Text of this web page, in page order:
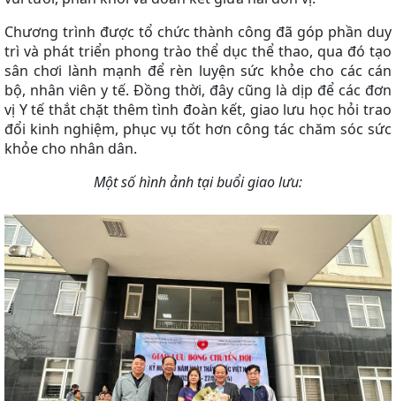
Chương trình được tổ chức thành công đã góp phần duy
trì và phát triển phong trào thể dục thể thao, qua đó tạo
sân chơi lành mạnh để rèn luyện sức khỏe cho các cán
bộ, nhân viên y tế. Đồng thời, đây cũng là dịp để các đơn
vị Y tế thắt chặt thêm tình đoàn kết, giao lưu học hỏi trao
đổi kinh nghiệm, phục vụ tốt hơn công tác chăm sóc sức
khỏe cho nhân dân.
Một số hình ảnh tại buổi giao lưu: